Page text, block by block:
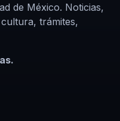
de México. Noticias,
trámites,